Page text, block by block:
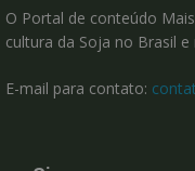
O Portal de conteúdo
cultura da Soja no Brasil
E-mail para contato: